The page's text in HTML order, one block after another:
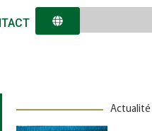
Search
Actualité